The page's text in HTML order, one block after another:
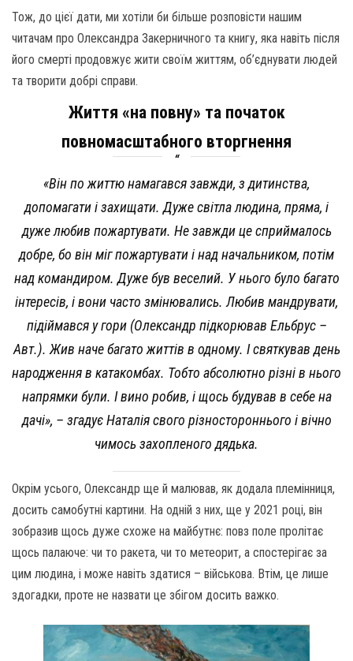
Тож, до цієї дати, ми хотіли би більше розповісти нашим
читачам про Олександра Закерничного та книгу, яка навіть після
його смерті продовжує жити своїм життям, об’єднувати людей
та творити добрі справи.
Життя «на повну» та початок
повномасштабного вторгнення
«Він по життю намагався завжди, з дитинства,
допомагати і захищати. Дуже світла людина, пряма, і
дуже любив пожартувати. Не завжди це сприймалось
добре, бо він міг пожартувати і над начальником, потім
над командиром. Дуже був веселий. У нього було багато
інтересів, і вони часто змінювались. Любив мандрувати,
підіймався у гори (Олександр підкорював Ельбрус –
Авт.). Жив наче багато життів в одному. І святкував день
народження в катакомбах. Тобто абсолютно різні в нього
напрямки були. І вино робив, і щось будував в себе на
дачі», – згадує Наталія свого різностороннього і вічно
чимось захопленого дядька.
Окрім усього, Олександр ще й малював, як додала племінниця,
досить самобутні картини. На одній з них, ще у 2021 році, він
зобразив щось дуже схоже на майбутнє: повз поле пролітає
щось палаюче: чи то ракета, чи то метеорит, а спостерігає за
цим людина, і може навіть здатися – військова. Втім, це лише
здогадки, проте не назвати це збігом досить важко.